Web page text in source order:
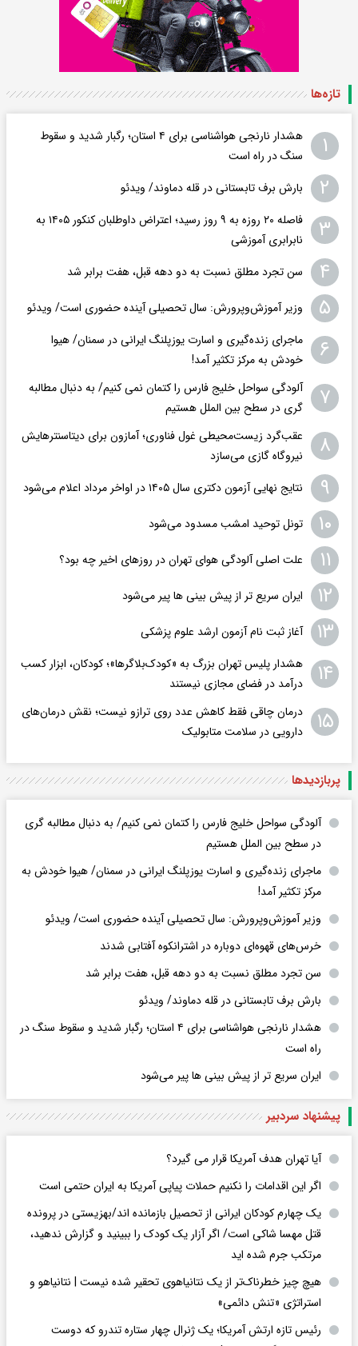
تازه‌ها
۱
هشدار نارنجی هواشناسی برای ۴ استان؛ رگبار شدید و سقوط
سنگ در راه است
۲ بارش برف تابستانی در قله دماوند/ ویدئو
۳
فاصله ۲۰ روزه به ۹ روز رسید؛ اعتراض داوطلبان کنکور ۱۴۰۵ به
نابرابری آموزشی
۴ سن تجرد مطلق نسبت به دو دهه قبل، هفت برابر شد
۵ وزیر آموزش‌وپرورش: سال تحصیلی آینده حضوری است/ ویدئو
۶
ماجرای زنده‌گیری و اسارت یوزپلنگ ایرانی در سمنان/ هیوا
خودش به مرکز تکثیر آمد!
۷
آلودگی سواحل خلیج فارس را کتمان نمی کنیم/ به دنبال مطالبه
گری در سطح بین الملل هستیم
۸
عقب‌گرد زیست‌محیطی غول فناوری؛ آمازون برای دیتاسنترهایش
نیروگاه گازی می‌سازد
۹ نتایج نهایی آزمون دکتری سال ۱۴۰۵ در اواخر مرداد اعلام می‌شود
۱۰ تونل توحید امشب مسدود می‌شود
۱۱ علت اصلی آلودگی هوای تهران در روزهای اخیر چه بود؟
۱۲ ایران سریع تر از پیش بینی ها پیر می‌شود
۱۳ آغاز ثبت نام آزمون ارشد علوم پزشکی
۱۴
هشدار پلیس تهران بزرگ به «کودک‌بلاگرها»؛ کودکان، ابزار کسب
درآمد در فضای مجازی نیستند
۱۵
درمان چاقی فقط کاهش عدد روی ترازو نیست؛ نقش درمان‌های
دارویی در سلامت متابولیک
پربازدید‌ها
آلودگی سواحل خلیج فارس را کتمان نمی کنیم/ به دنبال مطالبه گری
در سطح بین الملل هستیم
ماجرای زنده‌گیری و اسارت یوزپلنگ ایرانی در سمنان/ هیوا خودش به
مرکز تکثیر آمد!
وزیر آموزش‌وپرورش: سال تحصیلی آینده حضوری است/ ویدئو
خرس‌های قهوه‌ای دوباره در اشترانکوه آفتابی شدند
سن تجرد مطلق نسبت به دو دهه قبل، هفت برابر شد
بارش برف تابستانی در قله دماوند/ ویدئو
هشدار نارنجی هواشناسی برای ۴ استان؛ رگبار شدید و سقوط سنگ در
راه است
ایران سریع تر از پیش بینی ها پیر می‌شود
پیشنهاد سردبیر
آیا تهران هدف آمریکا قرار می گیرد؟
اگر این اقدامات را نکنیم حملات پیاپی آمریکا به ایران حتمی است
یک چهارم کودکان ایرانی از تحصیل بازمانده اند/بهزیستی در پرونده
قتل مهسا شاکی است/ اگر آزار یک کودک را ببینید و گزارش ندهید،
مرتکب جرم شده اید
هیچ چیز خطرناک‌تر از یک نتانیاهوی تحقیر شده نیست | نتانیاهو و
استراتژی «تنش دائمی»
رئیس تازه ارتش آمریکا؛ یک ژنرال چهار ستاره تندرو که دوست